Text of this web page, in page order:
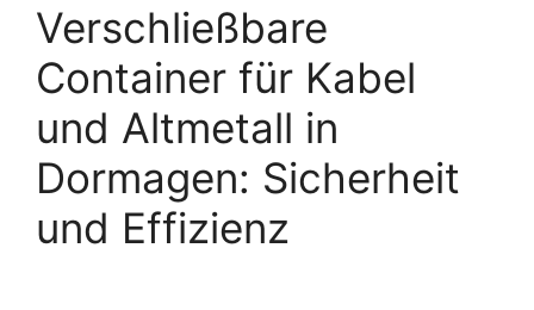
Verschließbare
Container für Kabel
und Altmetall in
Dormagen: Sicherheit
und Effizienz